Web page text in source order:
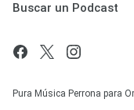
Buscar un Podcast
Pura Música Perrona para